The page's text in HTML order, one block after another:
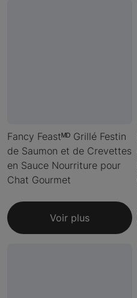
Fancy Feastᴹᴰ Grillé Festin
de Saumon et de Crevettes
en Sauce Nourriture pour
Chat Gourmet
Voir plus